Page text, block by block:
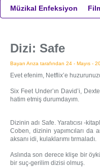
Müzikal Enfeksiyon
Dizi: Safe
Bayan Arıza tarafından 24 - Mayıs -
Evet efenim, Netflix’e
Six Feet Under’ın David’i,
hatim etmiş durumdayım.
Dizinin adı Safe. Yaratıcısı -
Coben, dizinin yapımcıları
aksanı idi, kulaklarımı tırmaladı.
Aslında son derece klişe bir
bir suç-gerilim dizisi olmuş.